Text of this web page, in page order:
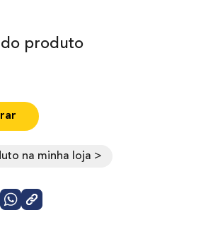
produto
na minha loja >